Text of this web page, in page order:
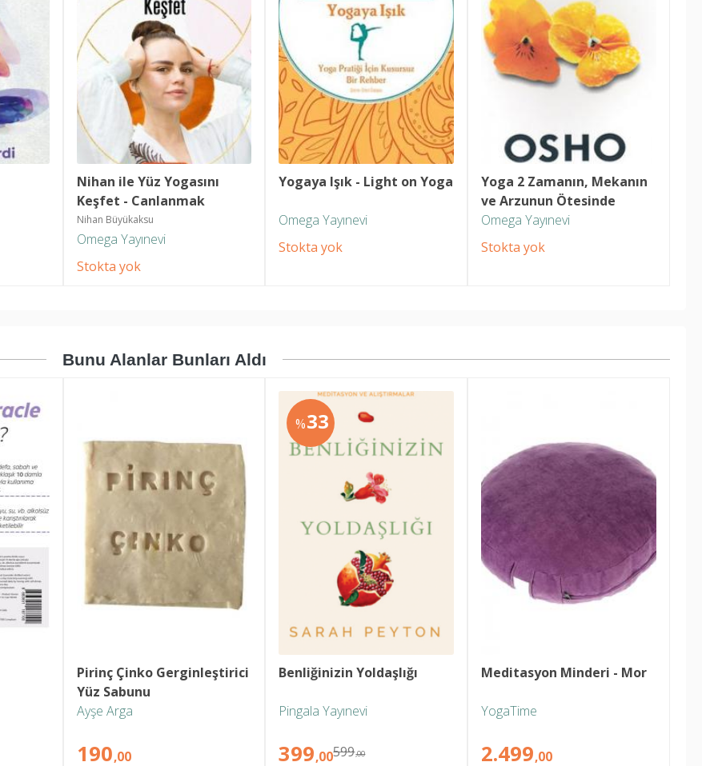
Nihan ile Yüz Yogasını
Keşfet - Canlanmak
Tazelenmek ve
Gençleşmek için
Nihan Büyükaksu
Omega Yayınevi
Stokta yok
Yogaya Işık - Light on Yoga
Omega Yayınevi
Stokta yok
Yoga 2 Zamanın, Mekanın
ve Arzunun Ötesinde
Omega Yayınevi
Stokta yok
Bunu Alanlar Bunları Aldı
Pirinç Çinko Gerginleştirici
Yüz Sabunu
Ayşe Arga
190,00
%33
Benliğinizin Yoldaşlığı
Pingala Yayınevi
599,00
399,00
Meditasyon Minderi - Mor
YogaTime
2.499,00